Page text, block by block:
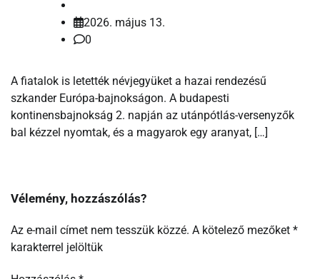
2026. május 13.
0
A fiatalok is letették névjegyüket a hazai rendezésű
szkander Európa-bajnokságon. A budapesti
kontinensbajnokság 2. napján az utánpótlás-versenyzők
bal kézzel nyomtak, és a magyarok egy aranyat, […]
Vélemény, hozzászólás?
Az e-mail címet nem tesszük közzé. A kötelező mezőket *
karakterrel jelöltük